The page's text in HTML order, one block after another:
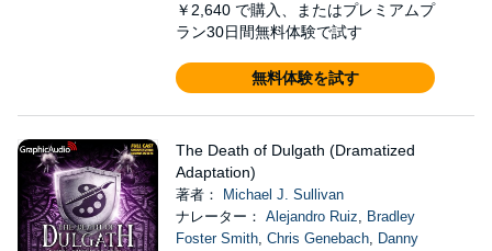
￥2,640 で購入、またはプレミアムプ
ラン30日間無料体験で試す
無料体験を試す
The Death of Dulgath (Dramatized
Adaptation)
著者：
Michael J. Sullivan
ナレーター： Alejandro Ruiz, Bradley
Foster Smith, Chris Genebach, Danny